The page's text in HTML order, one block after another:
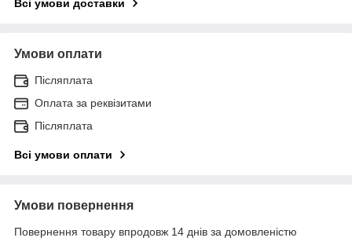
Всі умови доставки
Умови оплати
Післяплата
Оплата за реквізитами
Післяплата
Всі умови оплати
Умови повернення
Повернення товару впродовж 14 днів за домовленістю